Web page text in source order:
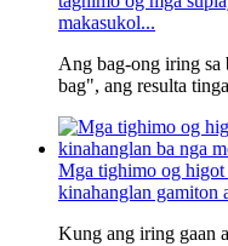
makasukol...
Ang bag-ong iring sa
bag", ang resulta
Mga tighimo og higot
kinahanglan gamiton
Kung ang iring gaan